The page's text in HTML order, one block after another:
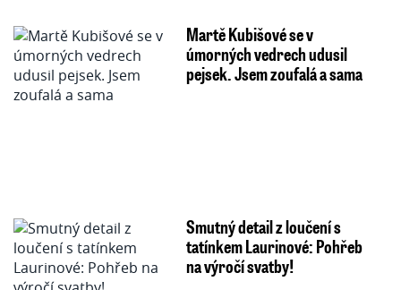
Martě Kubišové se v
úmorných vedrech udusil
pejsek. Jsem zoufalá a sama
Smutný detail z loučení s
tatínkem Laurinové: Pohřeb
na výročí svatby!